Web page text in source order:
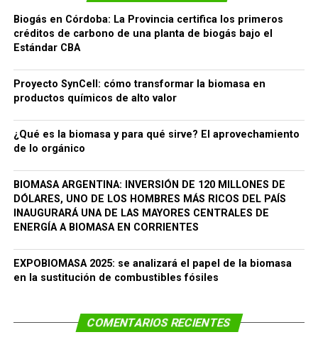
Biogás en Córdoba: La Provincia certifica los primeros
créditos de carbono de una planta de biogás bajo el
Estándar CBA
Proyecto SynCell: cómo transformar la biomasa en
productos químicos de alto valor
¿Qué es la biomasa y para qué sirve? El aprovechamiento
de lo orgánico
BIOMASA ARGENTINA: INVERSIÓN DE 120 MILLONES DE
DÓLARES, UNO DE LOS HOMBRES MÁS RICOS DEL PAÍS
INAUGURARÁ UNA DE LAS MAYORES CENTRALES DE
ENERGÍA A BIOMASA EN CORRIENTES
EXPOBIOMASA 2025: se analizará el papel de la biomasa
en la sustitución de combustibles fósiles
COMENTARIOS RECIENTES